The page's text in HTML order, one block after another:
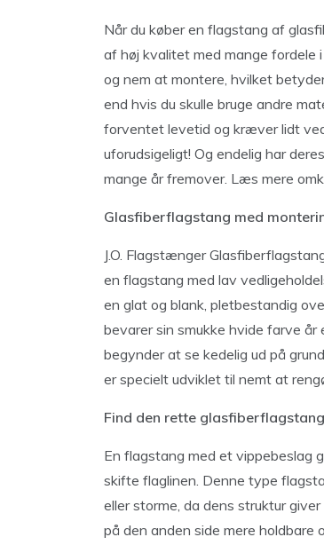
Når du køber en flagstang af
af høj kvalitet med mange fordele
og nem at montere, hvilket
end hvis du skulle bruge andre
forventet levetid og kræver lidt
uforudsigeligt! Og endelig har
mange år fremover. Læs mere
Glasfiberflagstang med
J.O. Flagstænger
en flagstang med lav
en glat og blank, pletbestandig
bevarer sin smukke hvide farve år
begynder at se kedelig ud på
er specielt udviklet til nemt at
Find den rette
En flagstang med et vippebeslag
skifte flaglinen. Denne type
eller storme, da dens struktur
på den anden side mere